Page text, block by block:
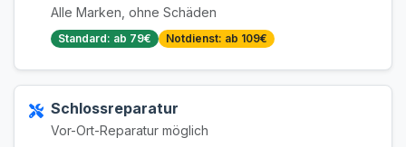
Alle Marken, ohne Schäden
Standard: ab 79€ Notdienst: ab 109€
Schlossreparatur
Vor-Ort-Reparatur möglich